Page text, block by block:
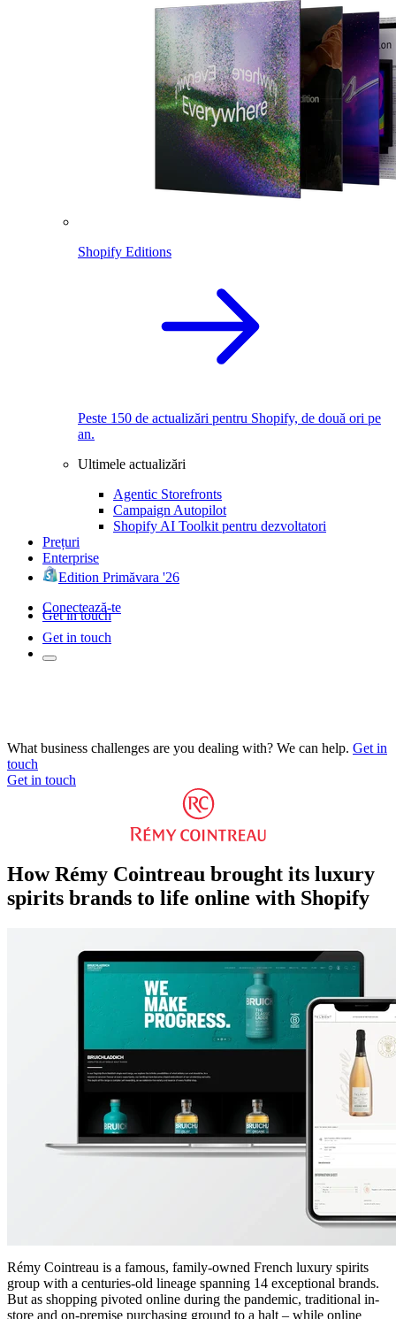
Shopify Editions
Peste 150 de actualizări pentru Shopify, de două ori pe
an.
Ultimele actualizări
Agentic Storefronts
Campaign Autopilot
Shopify AI Toolkit pentru dezvoltatori
Prețuri
Enterprise
Edition Primăvara '26
Conectează-te
Get in touch
Get in touch
What business challenges are you dealing with? We can help. Get in
touch
Get in touch
How Rémy Cointreau brought its luxury
spirits brands to life online with Shopify
Rémy Cointreau is a famous, family-owned French luxury spirits
group with a centuries-old lineage spanning 14 exceptional brands.
But as shopping pivoted online during the pandemic, traditional in-
store and on-premise purchasing ground to a halt – while online